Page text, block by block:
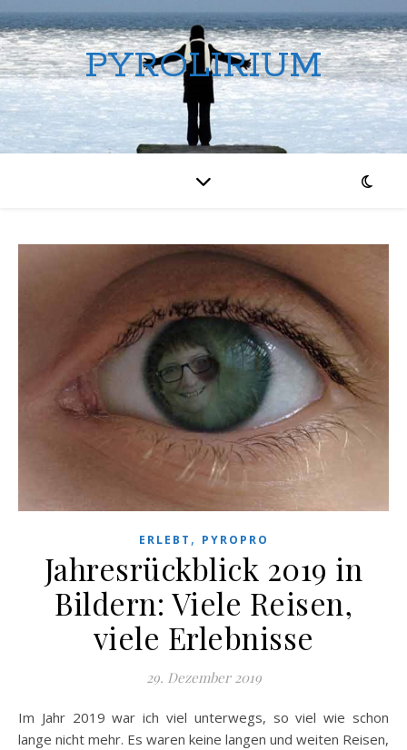
PYROLIRIUM
ERLEBT , PYROPRO
Jahresrückblick 2019 in
Bildern: Viele Reisen,
viele Erlebnisse
29. Dezember 2019
Im Jahr 2019 war ich viel unterwegs, so viel wie schon
lange nicht mehr. Es waren keine langen und weiten Reisen,